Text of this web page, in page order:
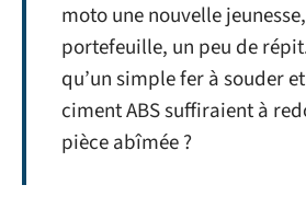
moto une nouvelle
portefeuille, un peu de
qu’un simple fer à souder
ciment ABS suffiraient à
pièce abîmée ?